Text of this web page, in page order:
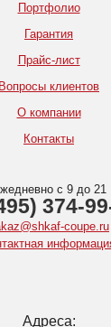
Портфолио
Гарантия
Прайс-лист
Вопросы клиентов
О компании
Контакты
с 9 до 21
374-
coupe.ru
Адреса: